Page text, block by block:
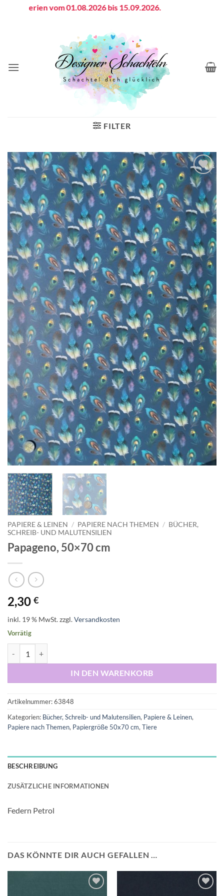
vom 01.08.2026 bis 15.09.2026.
FILTER
Auf die
Wunschliste
PAPIERE & LEINEN / PAPIERE NACH THEMEN / BÜCHER,
SCHREIB- UND MALUTENSILIEN
Papageno, 50×70 cm
2,30 €
inkl. 19 % MwSt.zzgl.Versandkosten
Vorrätig
IN DEN WARENKORB
Artikelnummer:63848
Kategorien: Bücher, Schreib- und Malutensilien, Papiere & Leinen,
Papiere nach Themen, Papiergröße 50x70 cm, Tiere
BESCHREIBUNG
ZUSÄTZLICHE INFORMATIONEN
Federn Petrol
DAS KÖNNTE DIR AUCH GEFALLEN …